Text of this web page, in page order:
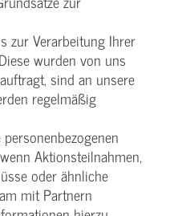
zur Verarbeitung Ihrer
wurden von uns
sind an unsere
regelmäßig
Aktionsteilnahmen,
oder ähnliche
mit Partnern